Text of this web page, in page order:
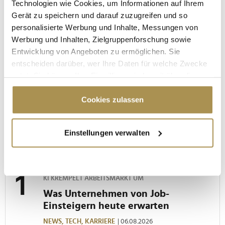
Technologien wie Cookies, um Informationen auf Ihrem
Gerät zu speichern und darauf zuzugreifen und so
personalisierte Werbung und Inhalte, Messungen von
Werbung und Inhalten, Zielgruppenforschung sowie
Entwicklung von Angeboten zu ermöglichen. Sie
entscheiden darüber, wer Ihre Daten für welche Zwecke
Cookie-Erklärung oder durch Klicken auf das Privacy
Trigger Symbol ändern oder widerrufen
Informationen über Ihre geografische Lage
erfassen, welche bis auf einige Meter genau sein
Erfahren Sie mehr darüber, wie Ihre persönlichen Daten
verarbeitet werden, und legen Sie Ihre Präferenzen im
Cookies zulassen
Einstellungen verwalten
Peter & Paul - "Wald, Wild und Wirtschaft –
Verantwortung für die Zukunft"
MEISTGELESEN
KI KREMPELT ARBEITSMARKT UM
Was Unternehmen von Job-
Einsteigern heute erwarten
NEWS, TECH, KARRIERE | 06.08.2026